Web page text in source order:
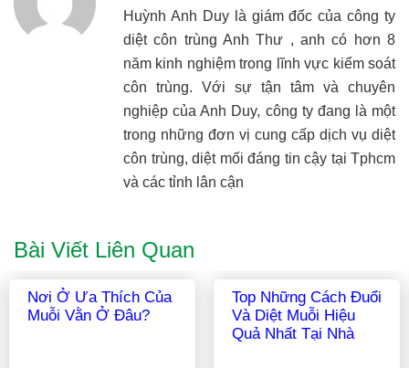
Huỳnh Anh Duy là giám đốc của công ty
diệt côn trùng Anh Thư , anh có hơn 8
năm kinh nghiệm trong lĩnh vực kiểm soát
côn trùng. Với sự tận tâm và chuyên
nghiệp của Anh Duy, công ty đang là một
trong những đơn vị cung cấp dịch vụ diệt
côn trùng, diệt mối đáng tin cậy tại Tphcm
và các tỉnh lân cận
Bài Viết Liên Quan
Các Loại Muỗi Ở Việt
Nam Thường Gặp –
Làm Thế Nào Để
Không Còn Muỗi